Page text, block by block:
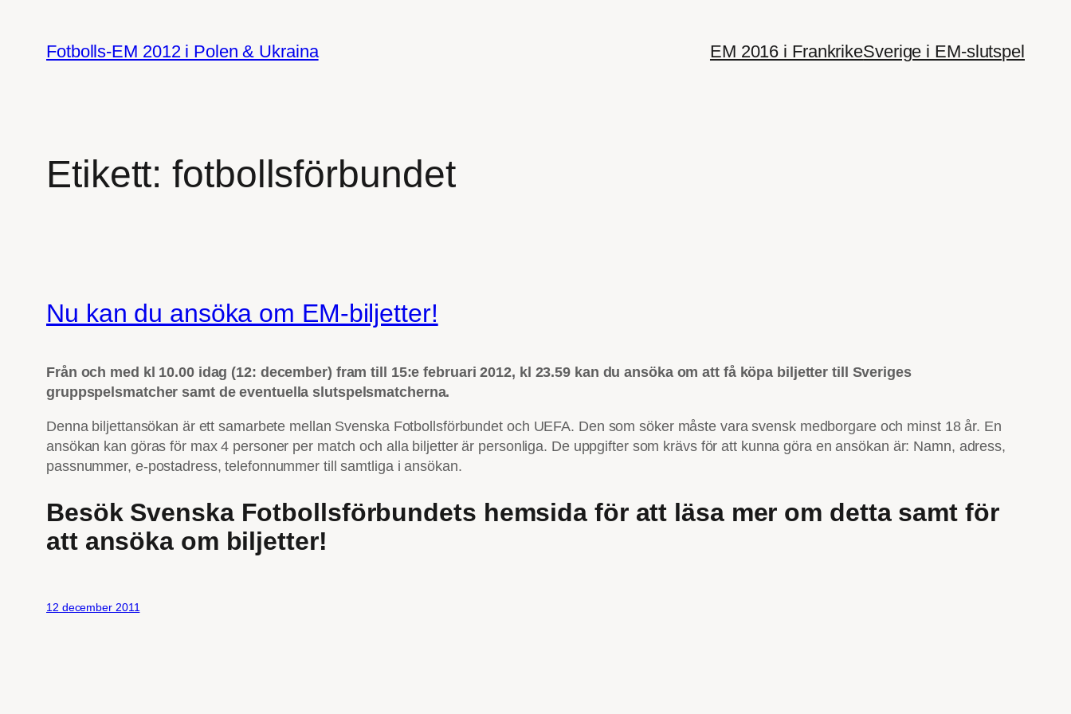
innehåll
Fotbolls-EM 2012 i Polen & Ukraina EM 2016 i FrankrikeSverige i EM-slutspel
Etikett:fotbollsförbundet
Nu kan du ansöka om EM-biljetter!
Från och med kl 10.00 idag (12: december) fram till 15:e februari 2012, kl 23.59 kan du ansöka om att få köpa biljetter till Sveriges
gruppspelsmatcher samt de eventuella slutspelsmatcherna.
Denna biljettansökan är ett samarbete mellan Svenska Fotbollsförbundet och UEFA. Den som söker måste vara svensk medborgare och minst 18 år. En
ansökan kan göras för max 4 personer per match och alla biljetter är personliga. De uppgifter som krävs för att kunna göra en ansökan är: Namn, adress,
passnummer, e-postadress, telefonnummer till samtliga i ansökan.
Besök Svenska Fotbollsförbundets hemsida för att läsa mer om detta samt för
att ansöka om biljetter!
12 december 2011